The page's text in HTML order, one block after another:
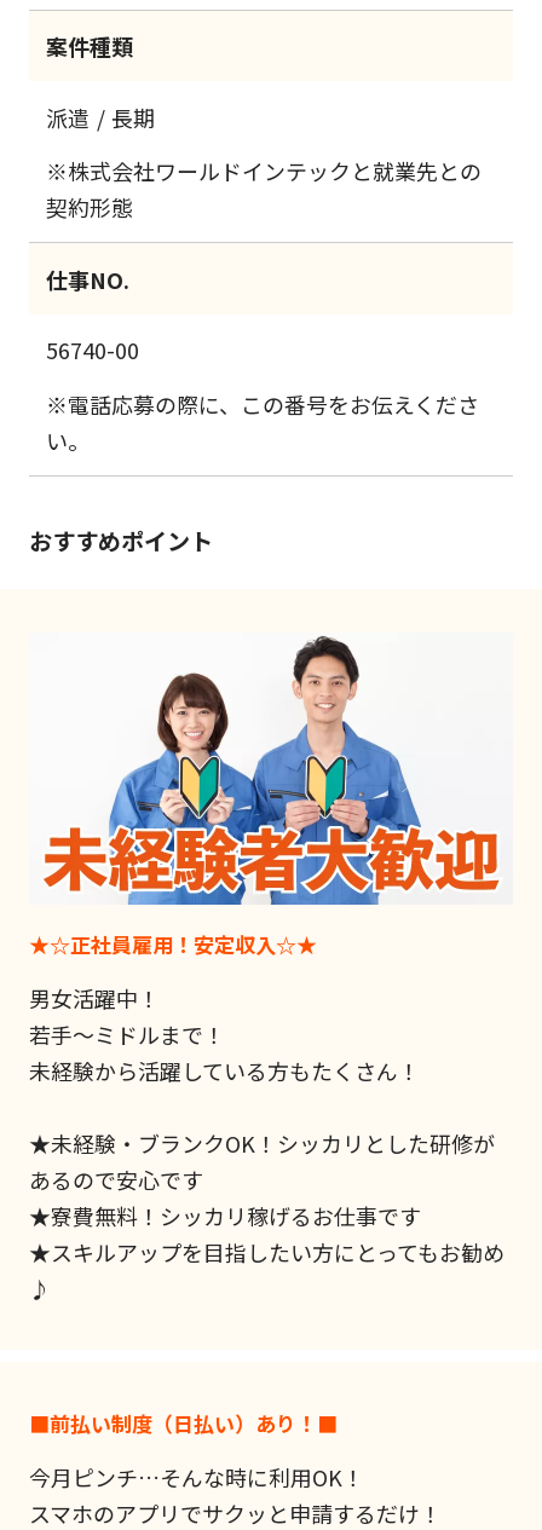
案件種類
派遣
長期
※株式会社ワールドインテックと就業先との
契約形態
仕事NO.
56740-00
※電話応募の際に、この番号をお伝えくださ
い。
おすすめポイント
★☆正社員雇用！安定収入☆★
男女活躍中！
若手～ミドルまで！
未経験から活躍している方もたくさん！
★未経験・ブランクOK！シッカリとした研修が
あるので安心です
★寮費無料！シッカリ稼げるお仕事です
★スキルアップを目指したい方にとってもお勧め
♪
■前払い制度（日払い）あり！■
今月ピンチ…そんな時に利用OK！
スマホのアプリでサクッと申請するだけ！